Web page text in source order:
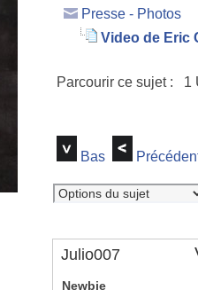
Presse - Photos
Video de Eric
Parcourir ce sujet : 1
Bas
Julio007
Newbie